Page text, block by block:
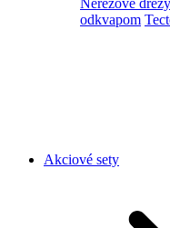
Nerezové
odkvapom
Akciové sety